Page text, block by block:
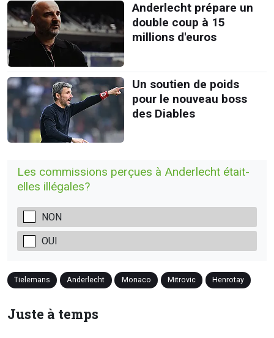
Anderlecht prépare un
double coup à 15
millions d'euros
Un soutien de poids
pour le nouveau boss
des Diables
Les commissions perçues à Anderlecht était-
elles illégales?
NON
OUI
Tielemans Anderlecht Monaco Mitrovic Henrotay
Juste à temps